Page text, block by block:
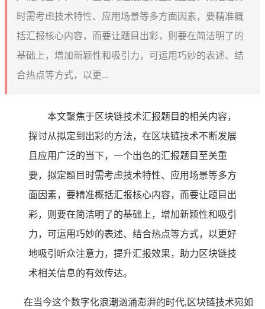
时需考虑技术特性、应用场景等多方面因素，要精准概
括汇报核心内容，而要让题目出彩，则要在简洁明了的
基础上，增加新颖性和吸引力，可运用巧妙的表述、结
合热点等方式，以更...
本文聚焦于区块链技术汇报题目的相关内容，
探讨从拟定到出彩的方法，在区块链技术不断发展
且应用广泛的当下，一个出色的汇报题目至关重
要，拟定题目时需考虑技术特性、应用场景等多方
面因素，要精准概括汇报核心内容，而要让题目出
彩，则要在简洁明了的基础上，增加新颖性和吸引
力，可运用巧妙的表述、结合热点等方式，以更好
地吸引听众注意力，提升汇报效果，助力区块链技
术相关信息的有效传达。
在当今这个数字化浪潮汹涌澎湃的时代,区块链技术宛如